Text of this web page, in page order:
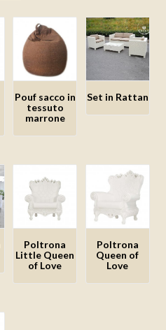
desideri
Pouf sacco in
tessuto
marrone
dei
desideri
Set in Rattan
Poltrona
Little Queen
of Love
Poltrona
Queen of
Love